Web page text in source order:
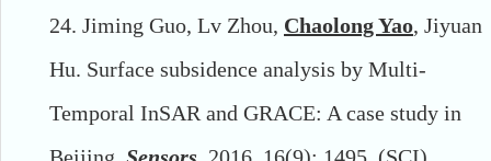
24. Jiming Guo, Lv Zhou, Chaolong Yao, Jiyuan
Hu. Surface subsidence analysis by Multi-
Temporal InSAR and GRACE: A case study in